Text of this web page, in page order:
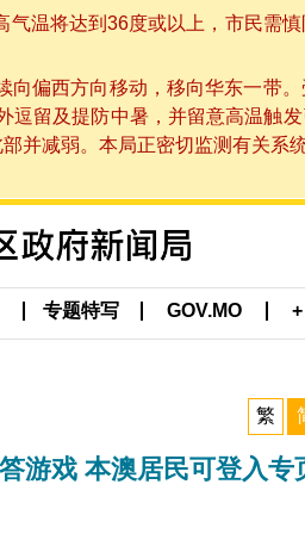
温将达到36度或以上，市民需
偏西方向移动，移向华东一带
留及提防中暑，并留意高温触
并减弱。本局正密切监测有关
专题特写 GOV.MO
繁
游戏 本澳居民可登入专